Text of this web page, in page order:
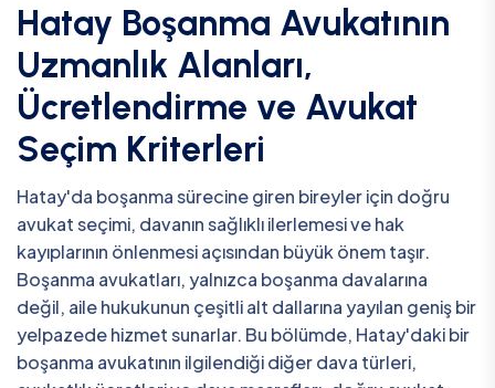
Hatay Boşanma Avukatının
Uzmanlık Alanları,
Ücretlendirme ve Avukat
Seçim Kriterleri
Hatay'da boşanma sürecine giren bireyler için doğru
avukat seçimi, davanın sağlıklı ilerlemesi ve hak
kayıplarının önlenmesi açısından büyük önem taşır.
Boşanma avukatları, yalnızca boşanma davalarına
değil, aile hukukunun çeşitli alt dallarına yayılan geniş bir
yelpazede hizmet sunarlar. Bu bölümde, Hatay'daki bir
boşanma avukatının ilgilendiği diğer dava türleri,